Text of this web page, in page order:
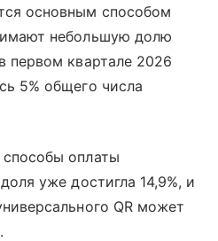
основным способом
небольшую долю
квартале 2026
5% общего числа
оплаты
уже достигла 14,9%, и
QR может